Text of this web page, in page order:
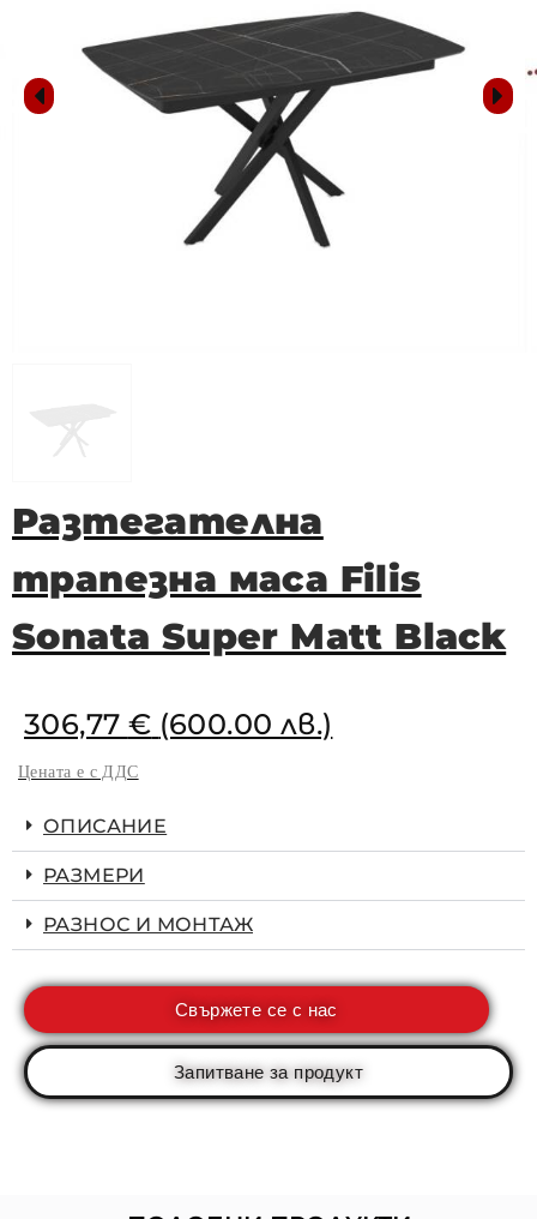
Разтегателна
трапезна маса Filis
Sonata Super Matt Black
306,77 € (600.00 лв.)
Цената е с ДДС
ОПИСАНИЕ
РАЗМЕРИ
РАЗНОС И МОНТАЖ
Свържете се с нас
Запитване за продукт